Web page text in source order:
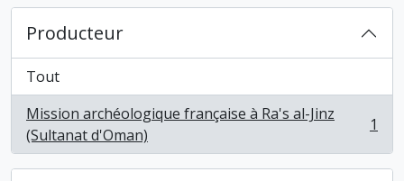
Producteur
Tout
Mission archéologique française à Ra's al-Jinz
(Sultanat d'Oman)
, 1 résultats 1